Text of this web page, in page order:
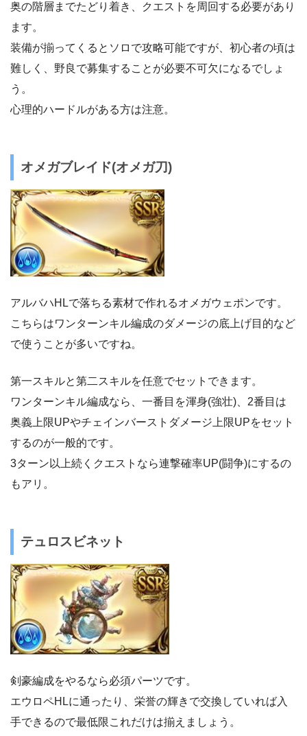
奥の階層までたどり着き、クエストを周回する必要があり
ます。
装備が揃ってくるとソロで攻略可能ですが、初心者の頃は
難しく、野良で募集することが必要不可欠になるでしょ
う。
心理的ハードルがある方は注意。
オメガブレイド(オメガ刀)
アルバハHLで落ちる素材で作れるオメガウェポンです。
こちらはワンターンキル編成のダメージの底上げ目的など
で使うことが多いですね。
第一スキルと第二スキルを任意でセットできます。
ワンターンキル編成なら、一番目を渾身(強壮)、2番目は
奥義上限UPやチェインバーストダメージ上限UPをセット
するのが一般的です。
3ターン以上続くクエストなら連撃確率UP(闘争)にするの
もアリ。
テュロスビネット
剣豪編成をやるなら必須パーツです。
エウロペHLに通ったり、栄誉の輝きで交換していれば入
手できるので最低限これだけは揃えましょう。